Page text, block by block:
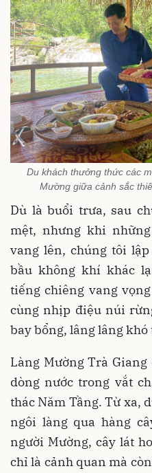
Du khách thưởng thức các
Mường giữa cảnh sắc
Dù là buổi trưa, sau
mệt, nhưng khi
vang lên, chúng tôi
bầu không khí khác
tiếng chiêng vang
cùng nhịp điệu núi
bay bổng, lâng lâng khó
Làng Mường Trà
dòng nước trong vắt
thác Năm Tầng. Từ xa,
ngôi làng qua hàng
người Mường, cây lát
chỉ là cảnh quan mà